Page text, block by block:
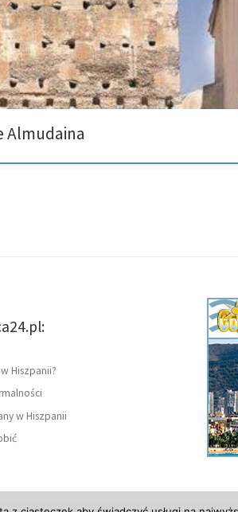
Almudaina
Hiszpanii?
w Hiszpanii